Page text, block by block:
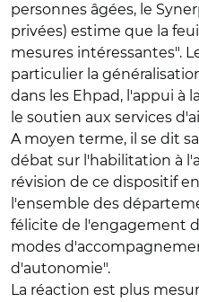
personnes âgées, le
privées) estime que la
mesures intéressantes".
particulier la
dans les Ehpad, l'appui à
le soutien aux services
A moyen terme, il se dit
débat sur l'habilitation à
révision de ce dispositif
l'ensemble des
félicite de l'engagement
modes
d'autonomie".
La réaction est plus